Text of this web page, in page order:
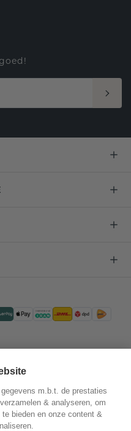
m.b.t. de prestaties
& analyseren, om
bieden en onze content &